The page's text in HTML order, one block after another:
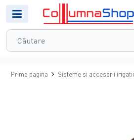
Prima pagina Sisteme si accesorii irigatii